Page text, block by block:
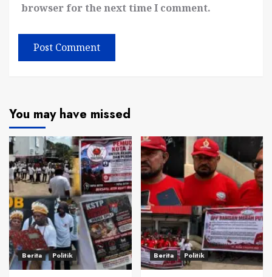
browser for the next time I comment.
You may have missed
Berita Politik Berita Politik